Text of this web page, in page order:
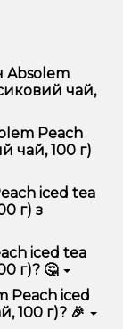
Absolem
чай,
високою
Peach
чай, 100 г)
швидку
та знижки
iced tea
г) з
кліків:
iced tea
г) до кошика.
iced tea
г)? 🤔
– наприклад,
та тип
Наші
Peach iced
100 г)? 🎉